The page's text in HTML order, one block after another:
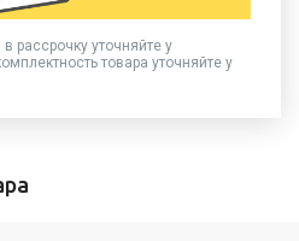
рассрочку уточняйте у
товара уточняйте у